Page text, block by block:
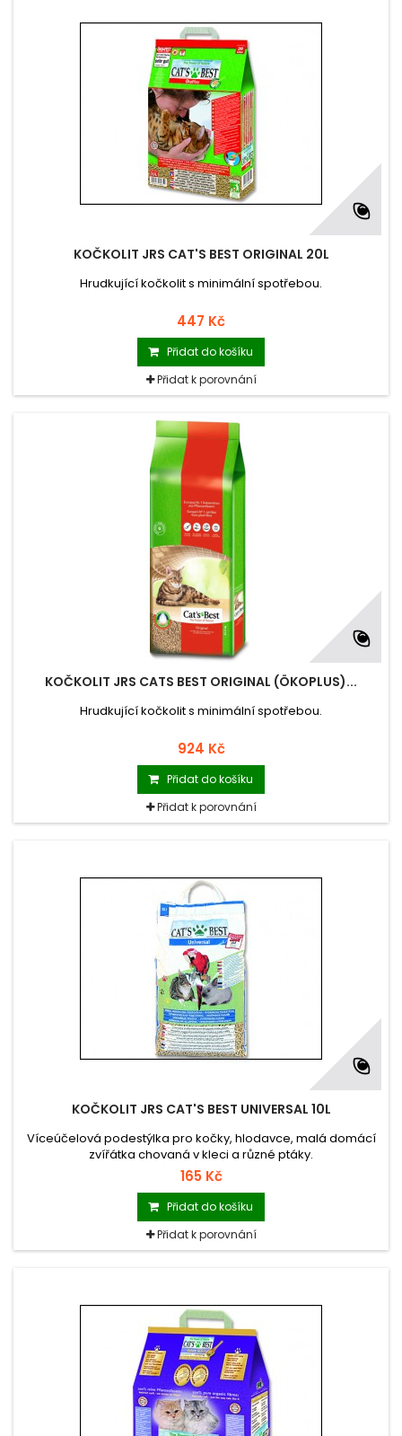
KOČKOLIT JRS CAT'S BEST ORIGINAL 20L
Hrudkující kočkolit s minimální spotřebou.
447 Kč
Přidat do košíku
Přidat k porovnání
KOČKOLIT JRS CATS BEST ORIGINAL (ÖKOPLUS)...
Hrudkující kočkolit s minimální spotřebou.
924 Kč
Přidat do košíku
Přidat k porovnání
KOČKOLIT JRS CAT'S BEST UNIVERSAL 10L
Víceúčelová podestýlka pro kočky, hlodavce, malá domácí
zvířátka chovaná v kleci a různé ptáky.
165 Kč
Přidat do košíku
Přidat k porovnání